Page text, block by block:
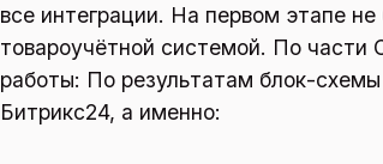
все интеграции. На первом этапе
товароучётной системой. По
работы: По результатам блок-
Битрикс24, а именно: